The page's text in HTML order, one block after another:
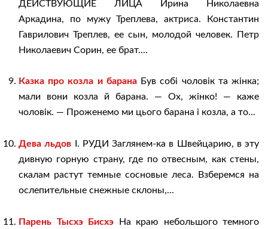
ДЕЙСТВУЮЩИЕ ЛИЦА Ирина Николаевна
Аркадина, по мужу Треплева, актриса. Константин
Гаврилович Треплев, ее сын, молодой человек. Петр
Николаевич Сорин, ее брат....
Казка про козла и баранаБув собі чоловік та жінка;
мали вони козла й барана. — Ох, жінко! — каже
чоловік. — Проженемо ми цього барана і козла, а то...
Дева льдов I. РУДИ Заглянем-ка в Швейцарию, в эту
дивную горную страну, где по отвесным, как стены,
скалам растут темные сосновые леса. Взберемся на
ослепительные снежные склоны,...
Парень Тысхэ Бисхэ На краю небольшого темного